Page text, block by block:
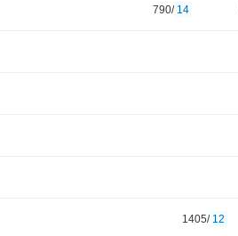
790/ 14
1405/ 12